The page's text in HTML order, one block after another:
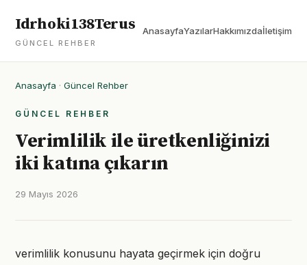
Idrhoki138Terus
GÜNCEL REHBER
AnasayfaYazılarHakkımızdaİletişim
Anasayfa · Güncel Rehber
GÜNCEL REHBER
Verimlilik ile üretkenliğinizi
iki katına çıkarın
29 Mayıs 2026
verimlilik konusunu hayata geçirmek için doğru